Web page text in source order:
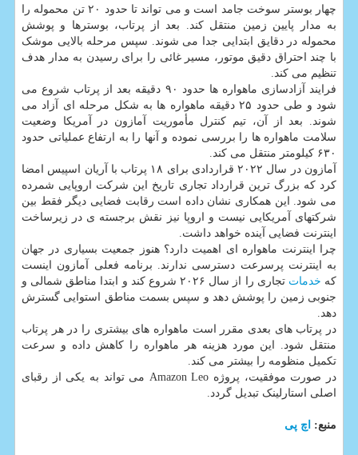
چهار بوستر سوخت جامد است و می تواند تا حدود ۲۰ تن محموله را
به مدار پایین زمین منتقل کند. بعد از پرتاب، بوسترها و پوشش
محموله در دقایق ابتدایی جدا می شوند. سپس مرحله بالایی موشک
با چند احتراق دقیق موتور، مسیر غائی را برای رسیدن به مدار هدف
تنظیم می کند.
فرایند آزادسازی ماهواره ها حدود ۹۰ دقیقه بعد از پرتاب شروع می
شود و طی حدود ۲۵ دقیقه ماهواره ها به شکل مرحله ای آزاد می
شوند. بعد از آن، تیم کنترل مأموریت آمازون در آمریکا وضعیت
سلامت ماهواره ها را بررسی نموده و آنها را به ارتفاع عملیاتی حدود
۶۳۰ کیلومتر منتقل می کند.
آمازون در سال ۲۰۲۲ قراردادی برای ۱۸ پرتاب با آریان اسپیس امضا
کرد که بزرگ ترین قرارداد تجاری تاریخ این شرکت اروپایی شمرده
می شود. این همکاری نشان داده است رقابت فضایی دیگر فقط بین
شرکتهای آمریکایی نیست و اروپا نیز نقش برجسته ی در زیرساخت
اینترنت فضایی آینده خواهد داشت.
چرا اینترنت ماهواره ای اهمیت دارد؟ هنوز جمعیت بسیاری در جهان
به اینترنت پرسرعت دسترسی ندارند. برنامه فعلی آمازون اینست
که خدمات
تجاری را از سال ۲۰۲۶ شروع کند و ابتدا مناطق شمالی و
جنوبی زمین را پوشش دهد و سپس بسمت مناطق استوایی گسترش
دهد.
در پرتاب های بعدی مقرر است ماهواره های بیشتری را در هر پرتاب
منتقل شود. این مورد هزینه هر ماهواره را کاهش داده و سرعت
تکمیل منظومه را بیشتر می کند.
در صورت موفقیت، پروژه Amazon Leo می تواند به یکی از رقبای
اصلی استارلینک تبدیل گردد.
منبع: اچ پی